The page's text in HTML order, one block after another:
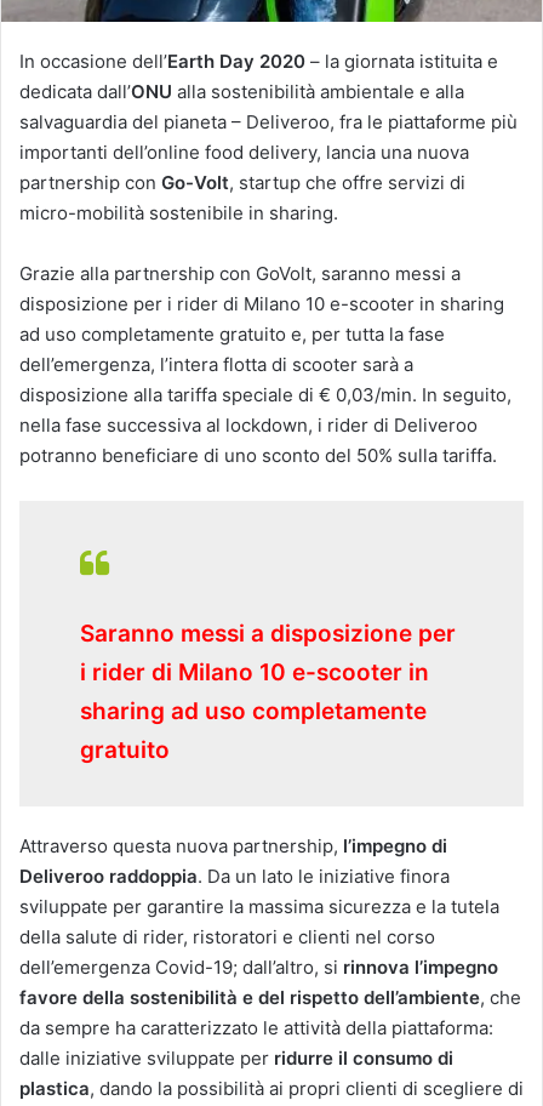
In occasione dell’Earth Day 2020 – la giornata istituita e
dedicata dall’ONU alla sostenibilità ambientale e alla
salvaguardia del pianeta – Deliveroo, fra le piattaforme più
importanti dell’online food delivery, lancia una nuova
partnership con Go-Volt, startup che offre servizi di
micro-mobilità sostenibile in sharing.
Grazie alla partnership con GoVolt, saranno messi a
disposizione per i rider di Milano 10 e-scooter in sharing
ad uso completamente gratuito e, per tutta la fase
dell’emergenza, l’intera flotta di scooter sarà a
disposizione alla tariffa speciale di € 0,03/min. In seguito,
nella fase successiva al lockdown, i rider di Deliveroo
potranno beneficiare di uno sconto del 50% sulla tariffa.
Saranno messi a disposizione per
i rider di Milano 10 e-scooter in
sharing ad uso completamente
gratuito
Attraverso questa nuova partnership, l’impegno di
Deliveroo raddoppia. Da un lato le iniziative finora
sviluppate per garantire la massima sicurezza e la tutela
della salute di rider, ristoratori e clienti nel corso
dell’emergenza Covid-19; dall’altro, si rinnova l’impegno
favore della sostenibilità e del rispetto dell’ambiente, che
da sempre ha caratterizzato le attività della piattaforma:
dalle iniziative sviluppate per ridurre il consumo di
plastica, dando la possibilità ai propri clienti di scegliere di